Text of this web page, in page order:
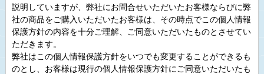
説明していますが、弊社にお問合せいただいたお客様ならびに弊
社の商品をご購入いただいたお客様は、その時点でこの個人情報
保護方針の内容を十分ご理解、ご同意いただいたものとさせてい
ただきます。
弊社はこの個人情報保護方針をいつでも変更することができるも
のとし、お客様は現行の個人情報保護方針にご同意いただいたも